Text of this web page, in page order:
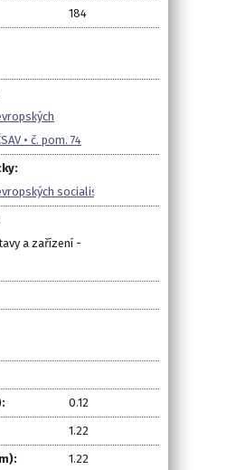
184
• č. pom. 74
socialistických zemí ČSAV
a zařízení -
0.12
1.22
1.22